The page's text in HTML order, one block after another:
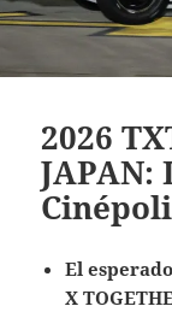
2026
JAPAN:
El
X